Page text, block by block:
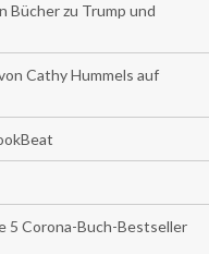
Bücher zu Trump und
Cathy Hummels auf
5 Corona-Buch-Bestseller